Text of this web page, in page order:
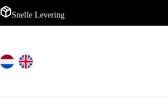
Ga
naar
de
Snelle Levering